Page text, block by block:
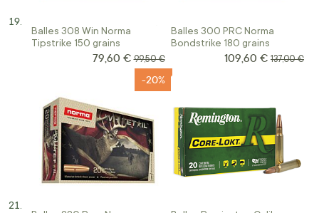
Balles 308 Win Norma
Tipstrike 150 grains
Prix Spécial
79,60 € Prix normal
99,50 €
Balles 300 PRC Norma
Bondstrike 180 grains
Prix Spécial
109,60 € Prix normal
137,00 €
-20%